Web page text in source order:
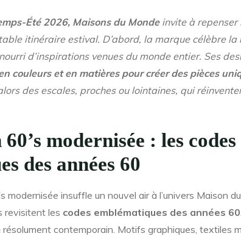
Été 2026, Maisons du Mondeinvite à repenser
itinéraire estival. D’abord, la marque célèbre
d’inspirations venues du monde entier. Ses
couleurs et en matières pour créer des pièces
des escales, proches ou lointaines, qui
modernisée : les codes
des années 60
modernisée insuffle un nouvel air à l’univers Maison
revisitent les codes emblématiques des années 60
contemporain. Motifs graphiques, textiles